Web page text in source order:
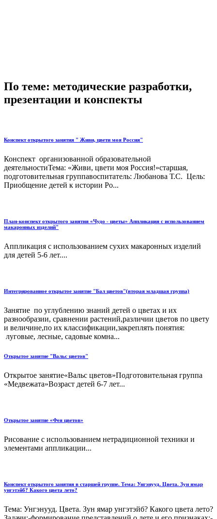
По теме: методические разработки,
презентации и конспекты
Конспект открытого занятия " Живи, цвети моя Россия"
Конспект организованной образовательной
деятельностиТема: «Живи, цвети моя Россия!»старшая,
подготовительная группавоспитатель: Любанова Т.С. Цель:
Приобщение детей к истории Ро...
План-конспект открытого занятия «Чудо - цветы» Аппликация с использованием
макаронных изделий"
Аппликация с использованием сухих макаронных изделий
для детей 5-6 лет....
Интегрированное открытое занятие "Бал цветов"(вторая младшая группа)
Занятие по углублению знаний детей о цветах и их
разнообразии, сравнении растений,различии цветов по цвету
и величине,по их классификации,закреплять понятия:
луговые, лесные, садовые комна...
Открытое занятие "Вальс цветов"
Открытое занятие«Вальс цветов»Подготовительная группа
«Медвежата»Возраст детей 6-7 лет...
Открытое занятие «Фея цветов»
Рисование с использованием нетрадиционной техники и
элементами аппликации...
Конспект открытого занятия в старшей группе. Тема: Унгэнууд. Цвета. Зун ямар
унгэтэйб? Какого цвета лето?
Тема: Унгэнууд. Цвета. Зун ямар унгэтэйб? Какого цвета лето?